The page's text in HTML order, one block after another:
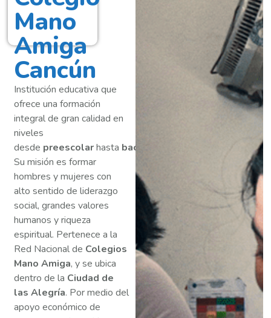
Mano
Amiga
Cancún
Institución educativa que
ofrece una formación
integral de gran calidad en
niveles
desde preescolarhasta bachillerato
Su misión es formar
hombres y mujeres con
alto sentido de liderazgo
social, grandes valores
humanos y riqueza
espiritual. Pertenece a la
Red Nacional de Colegios
Mano Amiga, y se ubica
dentro de la Ciudad de
las Alegría. Por medio del
apoyo económico de